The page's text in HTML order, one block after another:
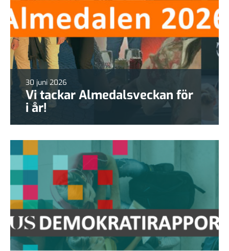
30 juni 2026
Vi tackar Almedalsveckan för
i år!